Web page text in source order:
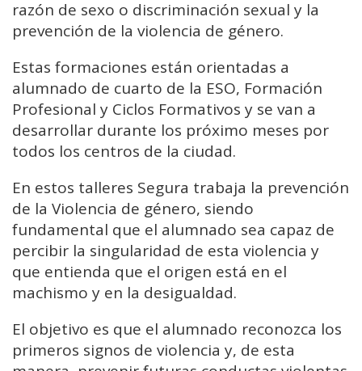
razón de sexo o discriminación sexual y la
prevención de la violencia de género.
Estas formaciones están orientadas a
alumnado de cuarto de la ESO, Formación
Profesional y Ciclos Formativos y se van a
desarrollar durante los próximo meses por
todos los centros de la ciudad.
En estos talleres Segura trabaja la prevención
de la Violencia de género, siendo
fundamental que el alumnado sea capaz de
percibir la singularidad de esta violencia y
que entienda que el origen está en el
machismo y en la desigualdad.
El objetivo es que el alumnado reconozca los
primeros signos de violencia y, de esta